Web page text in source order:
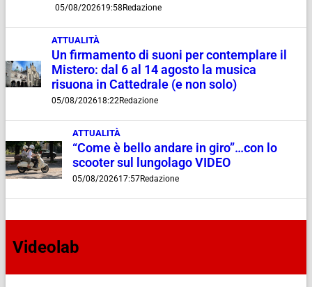
05/08/202619:58 Redazione
ATTUALITÀ
Un firmamento di suoni per contemplare il
Mistero: dal 6 al 14 agosto la musica
risuona in Cattedrale (e non solo)
05/08/202618:22Redazione
ATTUALITÀ
“Come è bello andare in giro”…con lo
scooter sul lungolago VIDEO
05/08/202617:57Redazione
Videolab